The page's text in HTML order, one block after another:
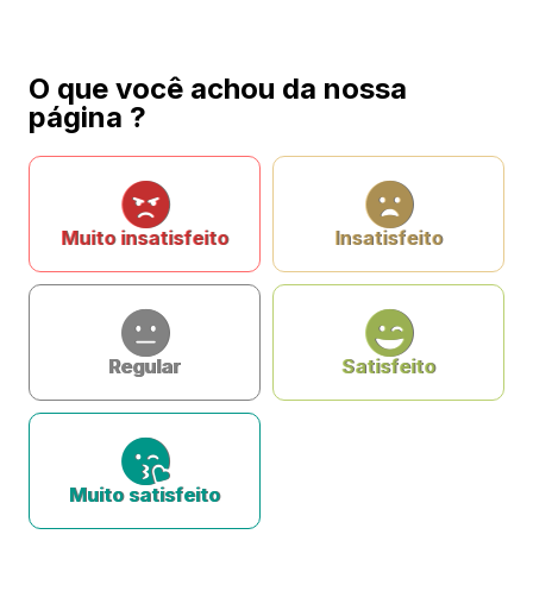
O que você achou da nossa
página ?
Muito insatisfeito Insatisfeito
Regular Satisfeito
Muito satisfeito